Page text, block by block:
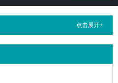
点击展开+